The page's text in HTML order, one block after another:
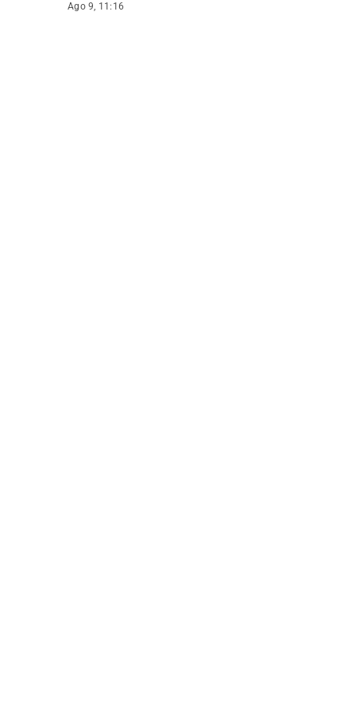
Ago 9, 11:16